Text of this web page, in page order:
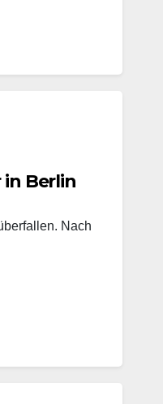
Berlin
Nach